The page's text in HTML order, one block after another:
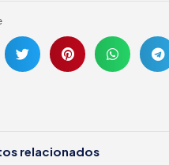
relacionados